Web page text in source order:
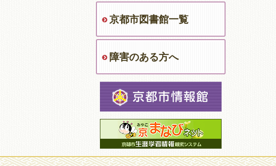
京都市図書館一覧
障害のある方へ